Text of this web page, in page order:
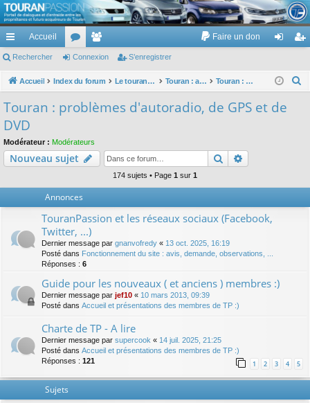
TouranPassion
Le forum des propriétaires ou futurs acquéreurs du Volkswagen Touran
cc
ès
pi
de
Accueil
or
u
e
m
Faire un don
ne nr
Rechercher Connexion S’enregistrer
Accueil Index du forum Le touran dans ses versions I (V1 V2 V3) et II ... Touran : autoradios et GPS Touran : problèmes d'autoradio, de GPS et de DVD
h
Touran : problèmes d'autoradio, de GPS et de
DVD
Modérateur : Modérateurs
Nouveau sujet Rechercher
174 sujets • Page 1 sur 1
Annonces
TouranPassion et les réseaux sociaux (Facebook,
Twitter, ...)
Dernier message par gnanvofredy « 13 oct. 2025, 16:19
Posté dans Fonctionnement du site : avis, demande, observations, ...
Réponses : 6
Guide pour les nouveaux ( et anciens ) membres :)
Dernier message par jef10 « 10 mars 2013, 09:39
Posté dans Accueil et présentations des membres de TP :)
Charte de TP - A lire
Dernier message par supercook « 14 juil. 2025, 21:25
Posté dans Accueil et présentations des membres de TP :)
Réponses : 121 1 2 3 4 5
Sujets